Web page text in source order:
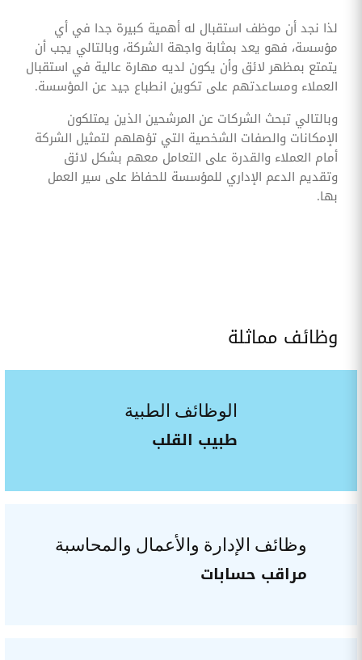
لذا نجد أن موظف استقبال له أهمية كبيرة جدا في أي
مؤسسة، فهو يعد بمثابة واجهة الشركة، وبالتالي يجب أن
يتمتع بمظهر لائق وأن يكون لديه مهارة عالية في استقبال
العملاء ومساعدتهم على تكوين انطباع جيد عن المؤسسة.
وبالتالي تبحث الشركات عن المرشحين الذين يمتلكون
الإمكانات والصفات الشخصية التي تؤهلهم لتمثيل الشركة
أمام العملاء والقدرة على التعامل معهم بشكل لائق
وتقديم الدعم الإداري للمؤسسة للحفاظ على سير العمل
بها.
وظائف مماثلة
الوظائف الطبية
طبيب القلب
وظائف الإدارة والأعمال والمحاسبة
مراقب حسابات